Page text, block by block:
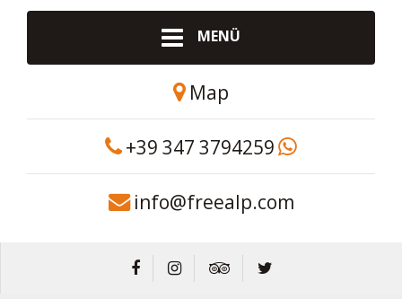
MENÜ
Map
+39 347 3794259
info@freealp.com